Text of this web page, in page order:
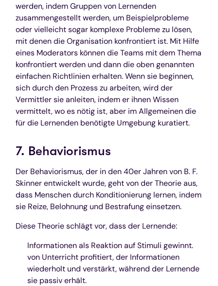
werden, indem Gruppen von Lernenden
zusammengestellt werden, um Beispielprobleme
oder vielleicht sogar komplexe Probleme zu lösen,
mit denen die Organisation konfrontiert ist. Mit Hilfe
eines Moderators können die Teams mit dem Thema
konfrontiert werden und dann die oben genannten
einfachen Richtlinien erhalten. Wenn sie beginnen,
sich durch den Prozess zu arbeiten, wird der
Vermittler sie anleiten, indem er ihnen Wissen
vermittelt, wo es nötig ist, aber im Allgemeinen die
für die Lernenden benötigte Umgebung kuratiert.
7. Behaviorismus
Der Behaviorismus, der in den 40er Jahren von B. F.
Skinner entwickelt wurde, geht von der Theorie aus,
dass Menschen durch Konditionierung lernen, indem
sie Reize, Belohnung und Bestrafung einsetzen.
Diese Theorie schlägt vor, dass der Lernende:
Informationen als Reaktion auf Stimuli gewinnt.
von Unterricht profitiert, der Informationen
wiederholt und verstärkt, während der Lernende
sie passiv erhält.